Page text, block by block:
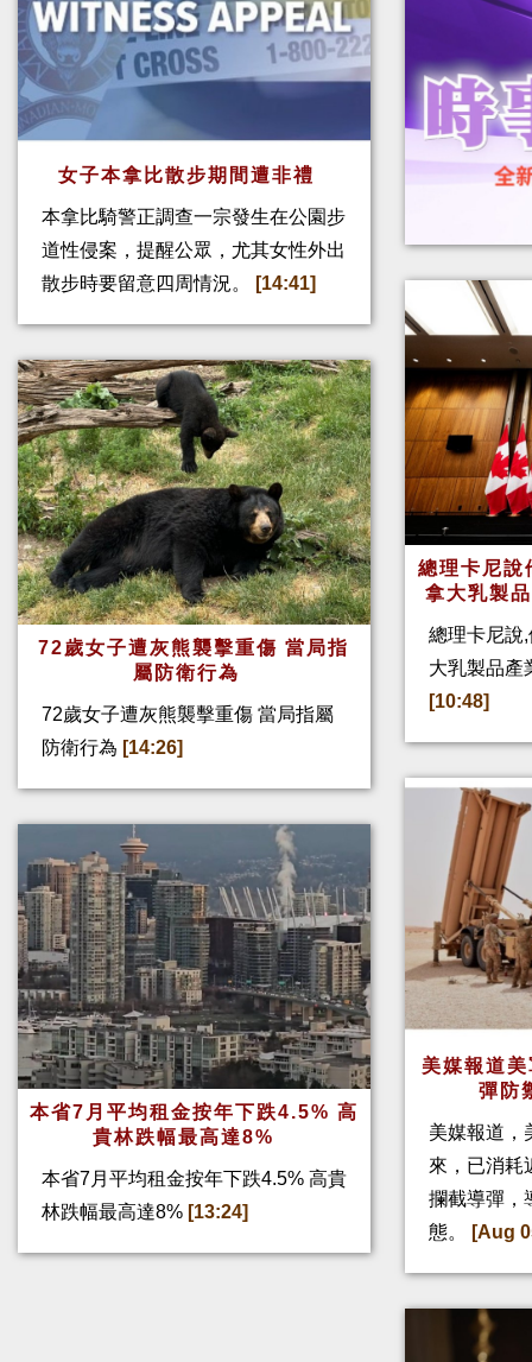
女子本拿比散步期間遭非禮
本拿比騎警正調查一宗發生在公園步
道性侵案，提醒公眾，尤其女性外出
散步時要留意四周情況。
[14:41]
72歲女子遭灰熊襲擊重傷 當局指
屬防衛行為
72歲女子遭灰熊襲擊重傷 當局指屬
防衛行為 [14:26]
本省7月平均租金按年下跌4.5% 高
貴林跌幅最高達8%
本省7月平均租金按年下跌4.5% 高貴
林跌幅最高達8% [13:24]
總理卡尼
拿大乳製
總理卡尼說
大乳製品產
[10:48]
美媒報道
彈防
美媒報道，
來，已消耗
攔截導彈，
態。
[Aug